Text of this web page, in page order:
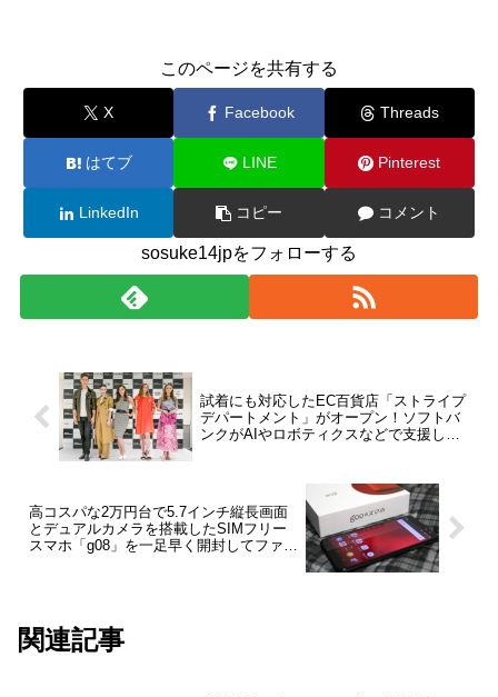
このページを共有する
X Facebook Threads
はてブ LINE Pinterest
LinkedIn コピー コメント
sosuke14jpをフォローする
試着にも対応したEC百貨店「ストライプ
デパートメント」がオープン！ソフトバ
ンクがAIやロボティクスなどで支援し、
高コスパな2万円台で5.7インチ縦長画面
とデュアルカメラを搭載したSIMフリー
スマホ「g08」を一足早く開封してファー
関連記事